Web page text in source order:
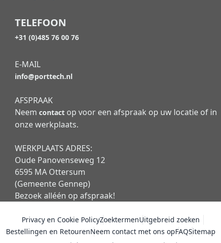
TELEFOON
+31 (0)485 76 00 76
E-MAIL
info@porttech.nl
AFSPRAAK
Neem contact op voor een afspraak op uw locatie of in
onze werkplaats.
WERKPLAATS ADRES:
Oude Panovenseweg 12
6595 MA Ottersum
(Gemeente Gennep)
Bezoek alléén op afspraak!
Privacy en Cookie PolicyZoektermenUitgebreid zoeken
Bestellingen en RetourenNeem contact met ons opFAQSitemap